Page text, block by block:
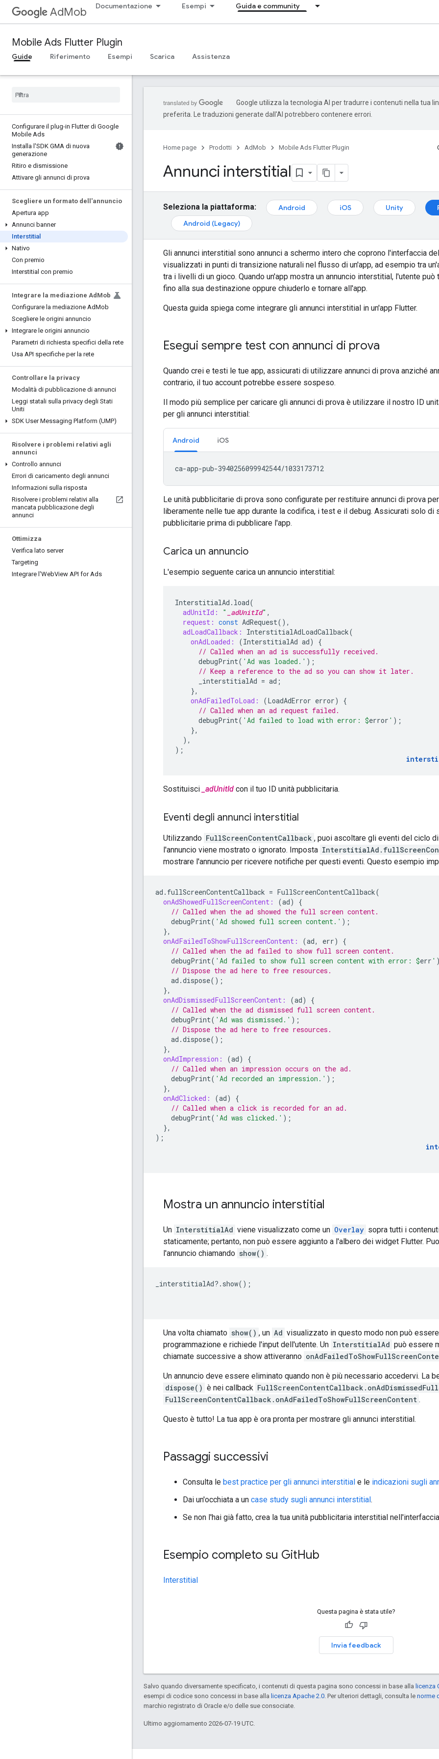
AdMob Documentazione Esempi Guida e community
Mobile Ads Flutter Plugin
Guide Riferimento Esempi Scarica Assistenza
Configurare il plug-in Flutter di Google
Mobile Ads
Installa l'SDK GMA di nuova
generazione
Ritiro e dismissione
Attivare gli annunci di prova
Scegliere un formato dell'annuncio
Apertura app
Annunci banner
Interstitial
Nativo
Con premio
Interstitial con premio
Integrare la mediazione Ad Mob
Configurare la mediazione AdMob
Scegliere le origini annuncio
Integrare le origini annuncio
Parametri di richiesta specifici della rete
Usa API specifiche per la rete
Controllare la privacy
Modalità di pubblicazione di annunci
Leggi statali sulla privacy degli Stati
Uniti
SDK User Messaging Platform (UMP)
Risolvere i problemi relativi agli
annunci
Controllo annunci
Errori di caricamento degli annunci
Informazioni sulla risposta
Risolvere i problemi relativi alla
mancata pubblicazione degli
annunci
Ottimizza
Verifica lato server
Targeting
Integrare l'WebView API for Ads
Google utilizza la tecnologia AI per tradurre i contenuti nella tua
preferita. Le traduzioni generate dall'AI potrebbero contenere errori.
Home page Prodotti AdMob Mobile Ads Flutter Plugin
Annunci interstitial
Seleziona la piattaforma: Android iOS Unity
Android (Legacy)
Gli annunci interstitial sono annunci a schermo intero che coprono l'interfaccia
visualizzati in punti di transizione naturali nel flusso di un'app, ad esempio tra
tra i livelli di un gioco. Quando un'app mostra un annuncio interstitial, l'utente può
fino alla sua destinazione oppure chiuderlo e tornare all'app.
Questa guida spiega come integrare gli annunci interstitial in un'app Flutter.
Esegui sempre test con annunci di prova
Quando crei e testi le tue app, assicurati di utilizzare annunci di prova anziché
contrario, il tuo account potrebbe essere sospeso.
Il modo più semplice per caricare gli annunci di prova è utilizzare il nostro ID
per gli annunci interstitial:
Android iOS
Le unità pubblicitarie di prova sono configurate per restituire annunci di prova
liberamente nelle tue app durante la codifica, i test e il debug. Assicurati solo di
pubblicitarie prima di pubblicare l'app.
Carica un annuncio
L'esempio seguente carica un annuncio interstitial:
InterstitialAd . load(
adUnitId:
" _adUnitId" ,
request: const AdRequest(),
adLoadCallback:
InterstitialAdLoadCallback(
onAdLoaded:
(InterstitialAd ad)
{
// Called when an ad is successfully received.
debugPrint( 'Ad was loaded.' );
// Keep a reference to the ad so you can show it later.
_interstitialAd = ad ;
},
onAdFailedToLoad:
(LoadAdError error)
{
// Called when an ad request failed.
debugPrint( 'Ad failed to load with error: $error ' );
},
),
);
Sostituisci _adUnitId con il tuo ID unità pubblicitaria.
Eventi degli annunci interstitial
Utilizzando FullScreenContentCallback , puoi ascoltare gli eventi del ciclo
l'annuncio viene mostrato o ignorato. Imposta
mostrare l'annuncio per ricevere notifiche per questi eventi. Questo esempio
ad . fullScreenContentCallback = FullScreenContentCallback(
onAdShowedFullScreenContent:
(ad)
{
// Called when the ad showed the full screen content.
debugPrint( 'Ad showed full screen content.' );
},
onAdFailedToShowFullScreenContent:
(ad, err)
{
// Called when the ad failed to show full screen content.
debugPrint( 'Ad failed to show full screen content with error: $err '
// Dispose the ad here to free resources.
ad .dispose();
},
onAdDismissedFullScreenContent:
(ad)
{
// Called when the ad dismissed full screen content.
debugPrint( 'Ad was dismissed.' );
// Dispose the ad here to free resources.
ad .dispose();
},
onAdImpression:
(ad)
{
// Called when an impression occurs on the ad.
debugPrint( 'Ad recorded an impression.' );
},
onAdClicked:
(ad)
{
// Called when a click is recorded for an ad.
debugPrint( 'Ad was clicked.' );
},
);
Mostra un annuncio interstitial
Un InterstitialAd viene visualizzato come un Overlay sopra tutti i
staticamente; pertanto, non può essere aggiunto a l'albero dei widget Flutter.
l'annuncio chiamando show() .
_interstitialAd? . show();
Una volta chiamato show() , un Ad visualizzato in questo modo non può
programmazione e richiede l'input dell'utente. Un InterstitialAd può essere
chiamate successive a show attiveranno
Un annuncio deve essere eliminato quando non è più necessario accedervi. La
dispose() è nei callback
FullScreenContentCallback.onAdFailedToShowFullScreenContent .
Questo è tutto! La tua app è ora pronta per mostrare gli annunci interstitial.
Passaggi successivi
Consulta le best practice per gli annunci interstitial e le indicazioni sugli
Dai un'occhiata a un case study sugli annunci interstitial.
Se non l'hai già fatto, crea la tua unità pubblicitaria interstitial
Esempio completo su GitHub
Interstitial
Questa pagina è stata utile?
Invia feedback
Salvo quando diversamente specificato, i contenuti di questa pagina sono concessi in base alla licenza
esempi di codice sono concessi in base alla licenza Apache 2.0 . Per ulteriori dettagli, consulta le norme
marchio registrato di Oracle e/o delle sue consociate.
Ultimo aggiornamento 2026-07-19 UTC.